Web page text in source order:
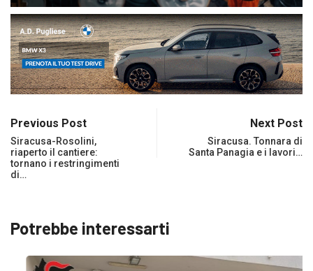
Previous Post
Siracusa-Rosolini,
riaperto il cantiere:
tornano i restringimenti
di…
Next Post
Siracusa. Tonnara di
Santa Panagia e i lavori…
Potrebbe interessarti